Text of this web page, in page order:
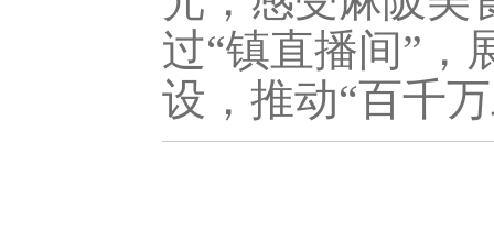
过“镇直播间”，
设，推动“百千